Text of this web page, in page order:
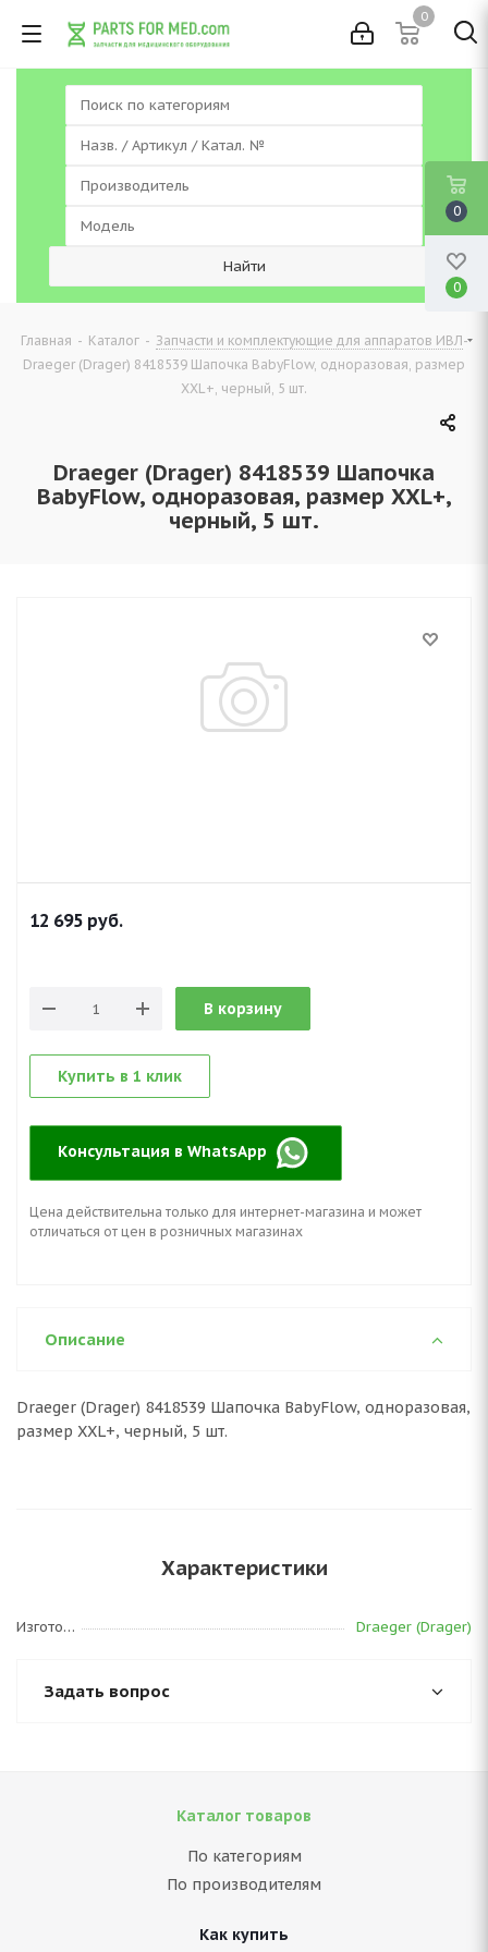
0
Главная - Каталог - Запчасти и комплектующие для аппаратов ИВЛ-
Draeger (Drager) 8418539 Шапочка BabyFlow, одноразовая, размер
XXL+, черный, 5 шт.
Draeger (Drager) 8418539 Шапочка
BabyFlow, одноразовая, размер XXL+,
черный, 5 шт.
12 695 руб.
В корзину
Купить в 1 клик
Консультация в WhatsApp
Цена действительна только для интернет-магазина и может
отличаться от цен в розничных магазинах
Описание
Draeger (Drager) 8418539 Шапочка BabyFlow, одноразовая,
размер XXL+, черный, 5 шт.
Характеристики
Изготовитель Draeger (Drager)
Задать вопрос
Каталог товаров
По категориям
По производителям
Как купить
0
0